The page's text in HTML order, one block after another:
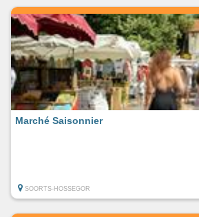
Marché Saisonnier
SOORTS-HOSSEGOR